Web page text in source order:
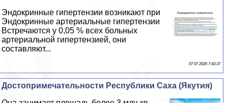
Эндокринные гипертензии возникают при
Эндокринные артериальные гипертензии
Встречаются у 0,05 % всех больных
артериальной гипертензией, они
составляют...
07 07 2026 7:43:37
Достопримечательности Республики Саха (Якутия)